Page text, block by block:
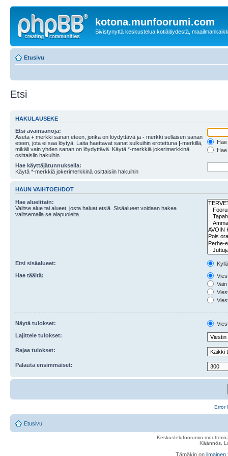
kotona.munfoorumi.com
Sivistynyttä keskustelua kotiäitiydestä,
Etusivu
Etsi
HAKULAUSEKE
Etsi avainsanoja:
Aseta + merkki sanan eteen, jonka on löydyttävä ja - merkki sellaisen sanan
eteen, jota ei saa löytyä. Laita haettavat sanat sulkuihin erotettuna |-merkillä,
mikäli vain yhden sanan on löydyttävä. Käytä *-merkkiä jokerimerkkinä
osittaisiin hakuihin
Hae käyttäjätunnuksella:
Käytä *-merkkiä jokerimerkkinä osittaisiin hakuihin
HAUN VAIHTOEHDOT
Hae alueittain:
Valitse alue tai alueet, josta haluat etsiä. Sisäalueet voidaan hakea
valitsemalla se alapuolelta.
Etsi sisäalueet:
Hae täältä:
Näytä tulokset:
Lajittele tulokset:
Rajaa tulokset:
Palauta ensimmäiset:
Error
Etusivu
Keskustelufoorumin
Käännös,
Tämäkin on ilmainen